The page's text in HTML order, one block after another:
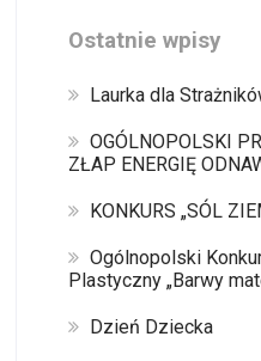
Ostatnie wpisy
Laurka dla
OGÓLNOPOLSKI
ZŁAP ENERGIĘ
KONKURS „SÓL
Ogólnopolski
Plastyczny „Barwy
Dzień Dziecka